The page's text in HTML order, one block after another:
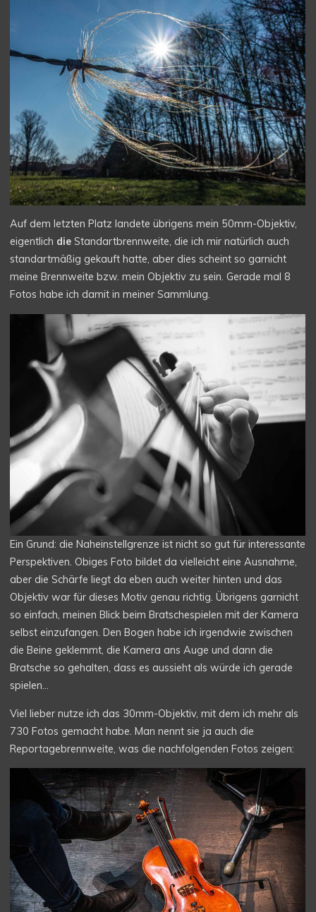
Auf dem letzten Platz landete übrigens mein 50mm-Objektiv,
eigentlich dieStandartbrennweite, die ich mir natürlich auch
standartmäßig gekauft hatte, aber dies scheint so garnicht
meine Brennweite bzw. mein Objektiv zu sein. Gerade mal 8
Fotos habe ich damit in meiner Sammlung.
Ein Grund: die Naheinstellgrenze ist nicht so gut für interessante
Perspektiven. Obiges Foto bildet da vielleicht eine Ausnahme,
aber die Schärfe liegt da eben auch weiter hinten und das
Objektiv war für dieses Motiv genau richtig. Übrigens garnicht
so einfach, meinen Blick beim Bratschespielen mit der Kamera
selbst einzufangen. Den Bogen habe ich irgendwie zwischen
die Beine geklemmt, die Kamera ans Auge und dann die
Bratsche so gehalten, dass es aussieht als würde ich gerade
spielen…
Viel lieber nutze ich das 30mm-Objektiv, mit dem ich mehr als
730 Fotos gemacht habe. Man nennt sie ja auch die
Reportagebrennweite, was die nachfolgenden Fotos zeigen: